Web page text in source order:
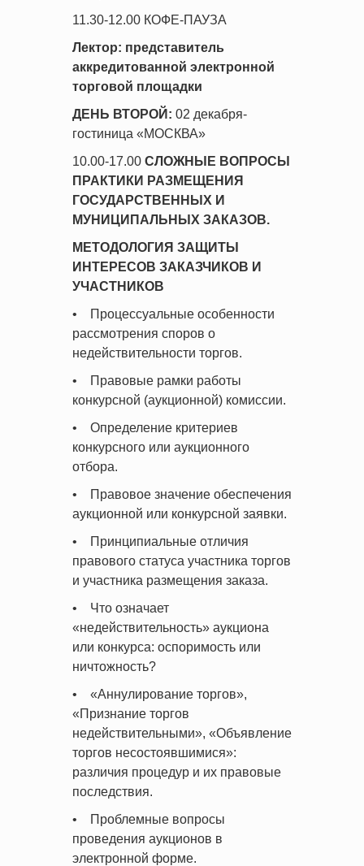
11.30-12.00 КОФЕ-ПАУЗА
Лектор: представитель
аккредитованной электронной
торговой площадки
ДЕНЬ ВТОРОЙ: 02 декабря-
гостиница «МОСКВА»
10.00-17.00 СЛОЖНЫЕ ВОПРОСЫ
ПРАКТИКИ РАЗМЕЩЕНИЯ
ГОСУДАРСТВЕННЫХ И
МУНИЦИПАЛЬНЫХ ЗАКАЗОВ.
МЕТОДОЛОГИЯ ЗАЩИТЫ
ИНТЕРЕСОВ ЗАКАЗЧИКОВ И
УЧАСТНИКОВ
• Процессуальные особенности
рассмотрения споров о
недействительности торгов.
• Правовые рамки работы
конкурсной (аукционной) комиссии.
• Определение критериев
конкурсного или аукционного
отбора.
• Правовое значение обеспечения
аукционной или конкурсной заявки.
• Принципиальные отличия
правового статуса участника торгов
и участника размещения заказа.
• Что означает
«недействительность» аукциона
или конкурса: оспоримость или
ничтожность?
• «Аннулирование торгов»,
«Признание торгов
недействительными», «Объявление
торгов несостоявшимися»:
различия процедур и их правовые
последствия.
• Проблемные вопросы
проведения аукционов в
электронной форме.